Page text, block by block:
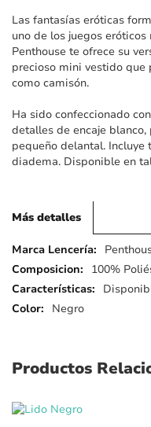
Las fantasías eróticas
uno de los juegos
Penthouse te ofrece su
precioso mini vestido
como camisón.
Ha sido confeccionado
detalles de encaje
pequeño delantal. Incluye
diadema. Disponible en
Más detalles
Más
detalles
100%
Negro
Productos